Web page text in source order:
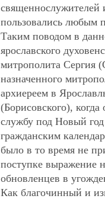
священнослужителей
пользовались любым
Таким поводом в
ярославского
митрополита Сергия
назначенного
архиереем в
(Борисовского),
службу под Новый
гражданским
было в то время не
поступке выражение
обновленцев в
Как благочинный и